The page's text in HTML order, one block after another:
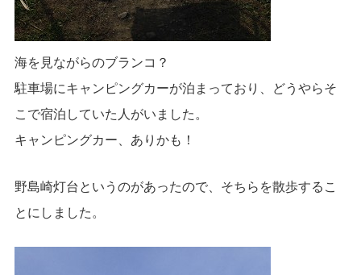
海を見ながらのブランコ？
駐車場にキャンピングカーが泊まっており、どうやらそ
こで宿泊していた人がいました。
キャンピングカー、ありかも！
野島崎灯台というのがあったので、そちらを散歩するこ
とにしました。